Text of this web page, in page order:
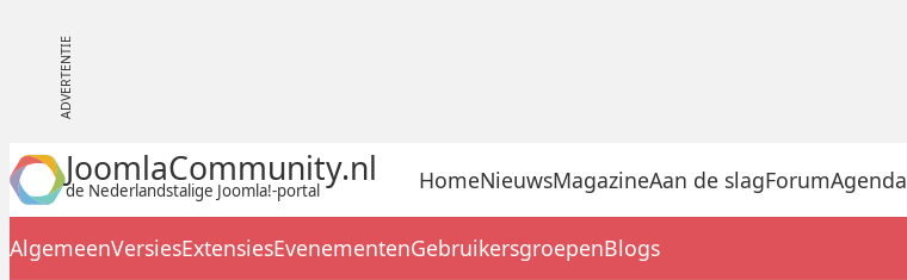
JoomlaCommunity.nl
de Nederlandstalige Joomla!-portal HomeNieuwsMagazineAan de slagForumAgenda
AlgemeenVersiesExtensiesEvenementenGebruikersgroepenBlogs